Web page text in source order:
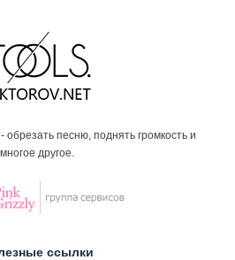
песню, поднять громкость и
многое другое.
ссылки